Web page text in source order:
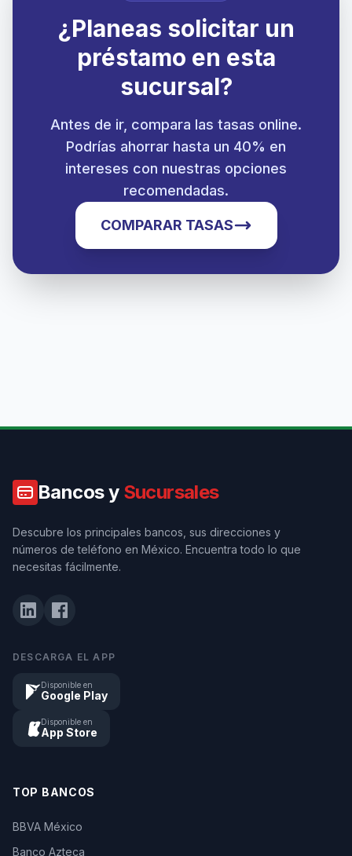
¿Planeas solicitar un
préstamo en esta
sucursal?
Antes de ir, compara las tasas online.
Podrías ahorrar hasta un 40% en
intereses con nuestras opciones
recomendadas.
COMPARAR TASAS
Bancos y Sucursales
Descubre los principales bancos, sus direcciones y
números de teléfono en México. Encuentra todo lo que
necesitas fácilmente.
DESCARGA EL APP
Disponible en
Google Play
Disponible en
App Store
TOP BANCOS
BBVA México
Banco Azteca